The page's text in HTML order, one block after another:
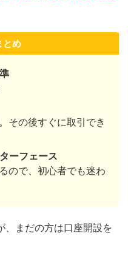
とめ
その後すぐに取引でき
ーフェース
ので、初心者でも迷わ
、まだの方は口座開設を